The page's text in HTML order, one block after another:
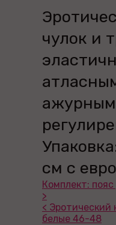
чулок и
см с
Комплект:
>
< Эротический
белые 46-48